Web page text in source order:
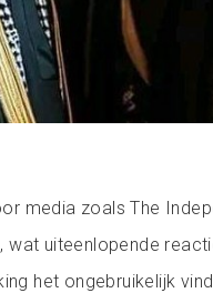
media zoals The
wat uiteenlopende
het ongebruikelijk